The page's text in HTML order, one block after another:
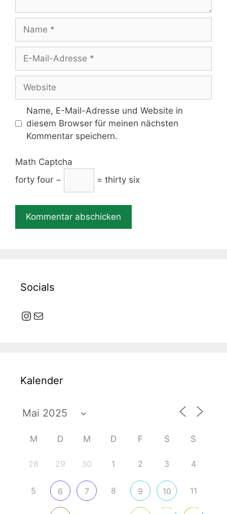
Name
Adresse
Website
Name, E-Mail-Adresse und Website in
diesem Browser für meinen nächsten
Kommentar speichern.
Math Captcha
forty four −
= thirty six
Socials
Instagram
E-Mail
Kalender
M D M D F S S
28 29 30 1 2 3 4
5 6 7 8 9 10 11